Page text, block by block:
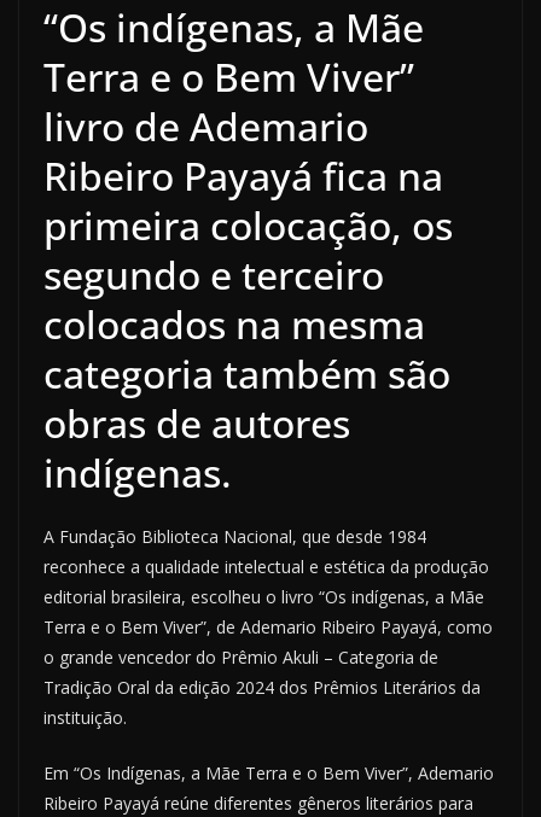
“Os indígenas, a Mãe
Terra e o Bem Viver”
livro de Ademario
Ribeiro Payayá fica na
primeira colocação, os
segundo e terceiro
colocados na mesma
categoria também são
obras de autores
indígenas.
A Fundação Biblioteca Nacional, que desde 1984
reconhece a qualidade intelectual e estética da produção
editorial brasileira, escolheu o livro “Os indígenas, a Mãe
Terra e o Bem Viver”, de Ademario Ribeiro Payayá, como
o grande vencedor do Prêmio Akuli – Categoria de
Tradição Oral da edição 2024 dos Prêmios Literários da
instituição.
Em “Os Indígenas, a Mãe Terra e o Bem Viver”, Ademario
Ribeiro Payayá reúne diferentes gêneros literários para